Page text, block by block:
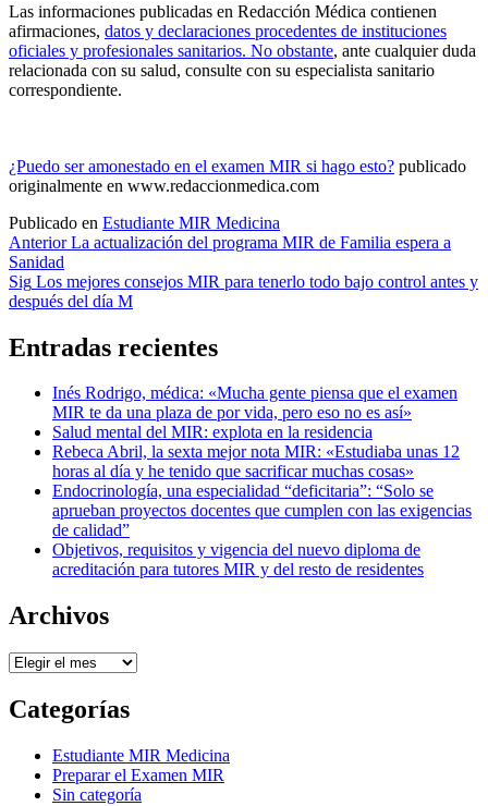
Las informaciones publicadas en Redacción Médica contienen
afirmaciones, datos y declaraciones procedentes de instituciones
oficiales y profesionales sanitarios. No obstante, ante cualquier duda
relacionada con su salud, consulte con su especialista sanitario
correspondiente.
¿Puedo ser amonestado en el examen MIR si hago esto? publicado
originalmente en www.redaccionmedica.com
Publicado en Estudiante MIR Medicina
Navegación
de
entradas
Anterior La actualización del programa MIR de Familia espera a
Sanidad
Sig Los mejores consejos MIR para tenerlo todo bajo control antes y
después del día M
Entradas recientes
Inés Rodrigo, médica: «Mucha gente piensa que el examen
MIR te da una plaza de por vida, pero eso no es así»
Salud mental del MIR: explota en la residencia
Rebeca Abril, la sexta mejor nota MIR: «Estudiaba unas 12
horas al día y he tenido que sacrificar muchas cosas»
Endocrinología, una especialidad “deficitaria”: “Solo se
aprueban proyectos docentes que cumplen con las exigencias
de calidad”
Objetivos, requisitos y vigencia del nuevo diploma de
acreditación para tutores MIR y del resto de residentes
Archivos
Archivos
Categorías
Estudiante MIR Medicina
Preparar el Examen MIR
Sin categoría